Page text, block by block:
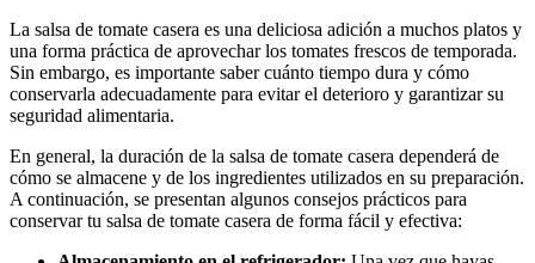
La salsa de tomate casera es una deliciosa adición a muchos platos y
una forma práctica de aprovechar los tomates frescos de temporada.
Sin embargo, es importante saber cuánto tiempo dura y cómo
conservarla adecuadamente para evitar el deterioro y garantizar su
seguridad alimentaria.
En general, la duración de la salsa de tomate casera dependerá de
cómo se almacene y de los ingredientes utilizados en su preparación.
A continuación, se presentan algunos consejos prácticos para
conservar tu salsa de tomate casera de forma fácil y efectiva: